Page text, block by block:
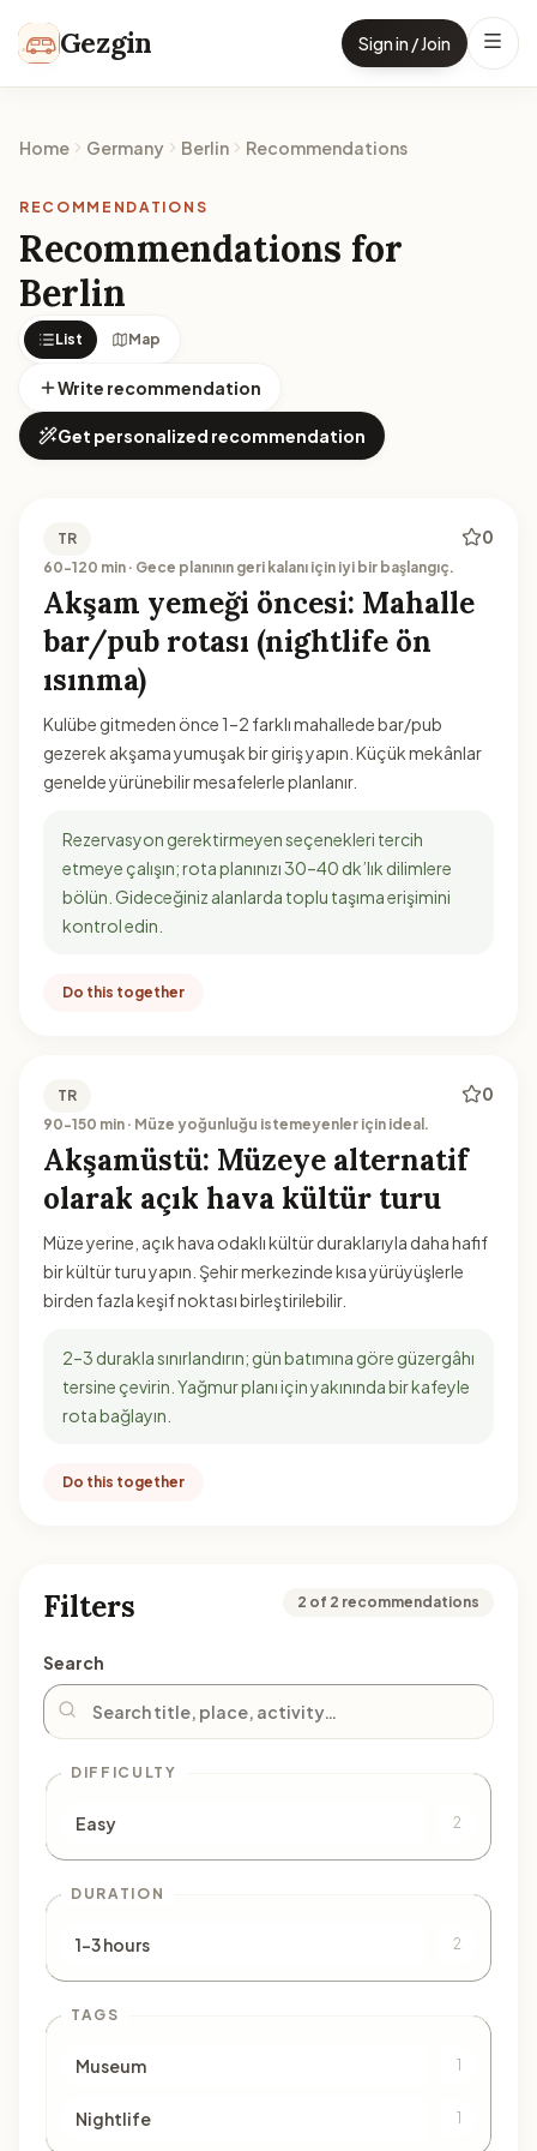
Gezgin Sign in / Join
Home Germany Berlin Recommendations
RECOMMENDATIONS
Recommendations for
Berlin
List Map
Write recommendation
Get personalized recommendation
TR
60-120 min · Gece planının geri kalanı için iyi bir başlangıç.
0
Akşam yemeği öncesi: Mahalle
bar/pub rotası (nightlife ön
ısınma)
Kulübe gitmeden önce 1–2 farklı mahallede bar/pub
gezerek akşama yumuşak bir giriş yapın. Küçük mekânlar
genelde yürünebilir mesafelerle planlanır.
Rezervasyon gerektirmeyen seçenekleri tercih
etmeye çalışın; rota planınızı 30–40 dk’lık dilimlere
bölün. Gideceğiniz alanlarda toplu taşıma erişimini
kontrol edin.
Do this together
TR
90-150 min · Müze yoğunluğu istemeyenler için ideal.
0
Akşamüstü: Müzeye alternatif
olarak açık hava kültür turu
Müze yerine, açık hava odaklı kültür duraklarıyla daha hafif
bir kültür turu yapın. Şehir merkezinde kısa yürüyüşlerle
birden fazla keşif noktası birleştirilebilir.
2–3 durakla sınırlandırın; gün batımına göre güzergâhı
tersine çevirin. Yağmur planı için yakınında bir kafeyle
rota bağlayın.
Do this together
Filters 2 of 2 recommendations
Search
DIFFICULTY
Easy 2
DURATION
1–3 hours 2
TAGS
Museum 1
Nightlife 1